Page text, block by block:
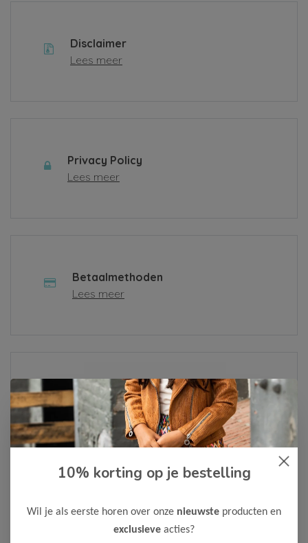
Disclaimer
Lees meer
Privacy Policy
Lees meer
Betaalmethoden
Lees meer
Over ons
Lees meer
Als je een klacht hebt of een vraag, vul dan alsjeblieft het
Whatsapp. We zullen je bericht zo snel mogelijk
10% korting op je bestelling
Wil je als eerste horen over onze nieuwste producten en
exclusieve acties?